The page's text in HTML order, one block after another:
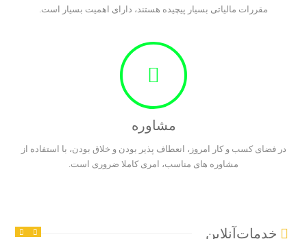
مقررات مالیاتی بسیار پیچیده هستند، دارای اهمیت بسیار است.
مشاوره
در فضای کسب و کار امروز، انعطاف پذیر بودن و خلاق بودن، با استفاده از
مشاوره های مناسب، امری کاملا ضروری است.
خدمات‌آنلاین